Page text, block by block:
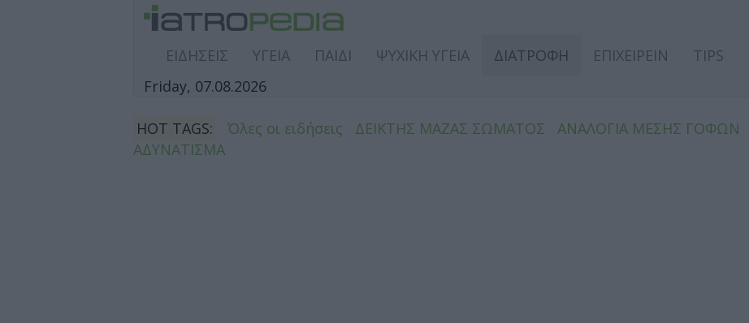
ΕΙΔΗΣΕΙΣ ΥΓΕΙΑ ΠΑΙΔΙ ΨΥΧΙΚΗ ΥΓΕΙΑ ΔΙΑΤΡΟΦΗ ΕΠΙΧΕΙΡΕΙΝ TIPS
Friday, 07.08.2026
HOT TAGS: Όλες οι ειδήσεις ΔΕΙΚΤΗΣ ΜΑΖΑΣ ΣΩΜΑΤΟΣ
ΑΝΑΛΟΓΙΑ ΜΕΣΗΣ ΓΟΦΩΝ
ΑΔΥΝΑΤΙΣΜΑ